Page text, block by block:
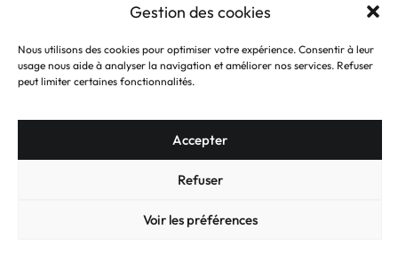
Gestion des cookies
Nous utilisons des cookies pour optimiser votre expérience. Consentir à leur
usage nous aide à analyser la navigation et améliorer nos services. Refuser
peut limiter certaines fonctionnalités.
Accepter
Refuser
Voir les préférences
NOS
RÉSEAUX
SOCIAUX
amateurs
de